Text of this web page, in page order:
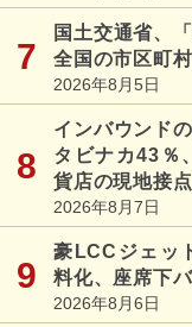
国土交通省、
全国の市区町
2026年8月5日
インバウンド
タビナカ43％
貨店の現地接
2026年8月7日
豪LCCジェッ
料化、座席下
2026年8月6日